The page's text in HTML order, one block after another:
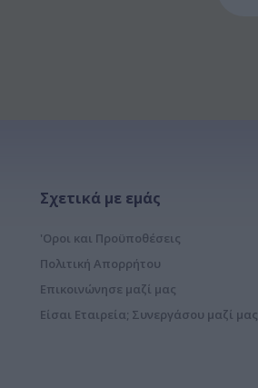
Σχετικά με εμάς
'Οροι και Προϋποθέσεις
Πολιτική Απορρήτου
Επικοινώνησε μαζί μας
Είσαι Εταιρεία; Συνεργάσου μαζί μας